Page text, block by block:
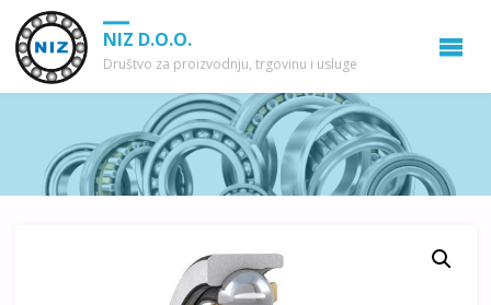
NIZ D.O.O.
Društvo za proizvodnju, trgovinu i usluge